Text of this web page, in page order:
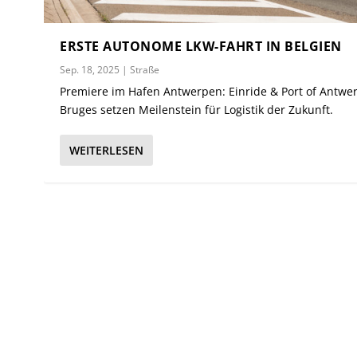
ERSTE AUTONOME LKW-FAHRT IN BELGIEN
Sep. 18, 2025 |Straße
Premiere im Hafen Antwerpen: Einride & Port of
Bruges setzen Meilenstein für Logistik der Zukunft.
WEITERLESEN